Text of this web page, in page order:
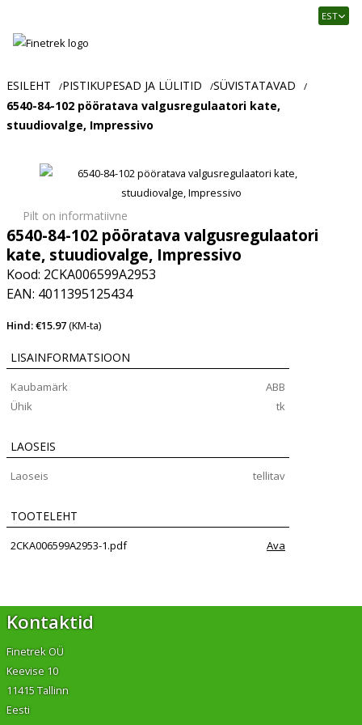
Usaldusväärne
ja
tööstusautomaatika
pood
EST
ESILEHT /PISTIKUPESAD JA LÜLITID /SÜVISTATAVAD /
6540-84-102 pööratava valgusregulaatori kate,
stuudiovalge, Impressivo
Pilt on informatiivne
6540-84-102 pööratava valgusregulaatori
kate, stuudiovalge, Impressivo
Kood: 2CKA006599A2953
EAN: 4011395125434
Hind: €15.97(KM-ta)
LISAINFORMATSIOON
Kaubamärk
ABB
Ühik
tk
LAOSEIS
Laoseis tellitav
TOOTELEHT
2CKA006599A2953-1.pdf Ava
Kontaktid
Finetrek OÜ
Keevise 10
11415 Tallinn
Eesti